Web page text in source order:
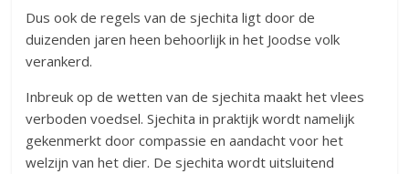
Dus ook de regels van de sjechita ligt door de
duizenden jaren heen behoorlijk in het Joodse volk
verankerd.
Inbreuk op de wetten van de sjechita maakt het vlees
verboden voedsel. Sjechita in praktijk wordt namelijk
gekenmerkt door compassie en aandacht voor het
welzijn van het dier. De sjechita wordt uitsluitend